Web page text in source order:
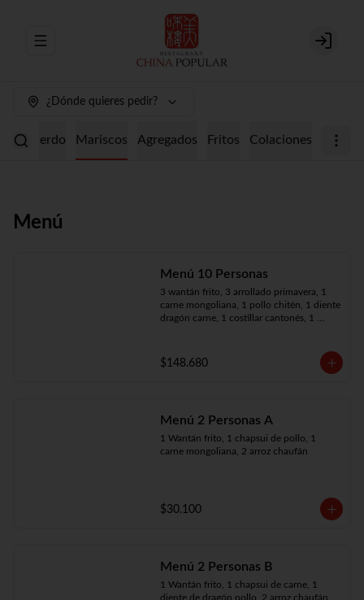
Abrir menu de navegación Login
¿Dónde quieres pedir?
Cerdo Mariscos Agregados Fritos Colaciones
Menú
Menú 10 Personas
3 wantán frito, 3 arrollado primavera, 1
carne mongoliana, 1 pollo chitén, 1 diente
dragón carne, 1 costillar cantonés, 1
10 arroz chaufán
$148.680
Menú 2 Personas A
1 Wantán frito, 1 chapsui de pollo, 1
carne mongoliana, 2 arroz chaufán
$30.100
Menú 2 Personas B
1 Wantán frito, 1 chapsui de carne, 1
diente de dragón pollo, 2 arroz chaufán